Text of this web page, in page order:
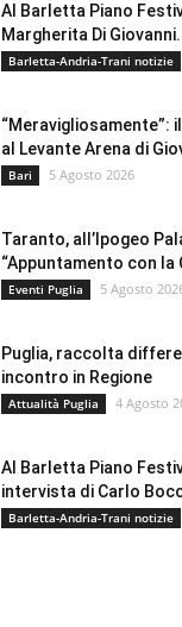
Al Barletta Piano
Margherita Di
Barletta-Andria-Trani notizie
“Meravigliosamente”:
al Levante Arena di
Bari 5 Agosto 2026
Taranto, all’Ipogeo
“Appuntamento con la
Eventi Puglia 5 Agosto
Puglia, raccolta
incontro in Regione
Attualità Puglia 4 Agosto
Al Barletta Piano
intervista di Carlo
Barletta-Andria-Trani notizie